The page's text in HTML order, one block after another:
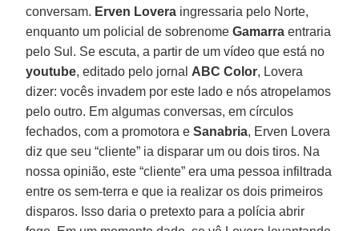
conversam. Erven Lovera ingressaria pelo Norte,
enquanto um policial de sobrenomeGamarra entraria
pelo Sul. Se escuta, a partir de um vídeo que está no
youtube, editado pelo jornal ABC Color, Lovera
dizer: vocês invadem por este lado e nós atropelamos
pelo outro. Em algumas conversas, em círculos
fechados, com a promotora eSanabria, Erven Lovera
diz que seu “cliente” ia disparar um ou dois tiros. Na
nossa opinião, este “cliente” era uma pessoa infiltrada
entre os sem-terra e que ia realizar os dois primeiros
disparos. Isso daria o pretexto para a polícia abrir